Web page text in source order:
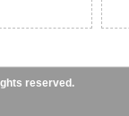
reserved.